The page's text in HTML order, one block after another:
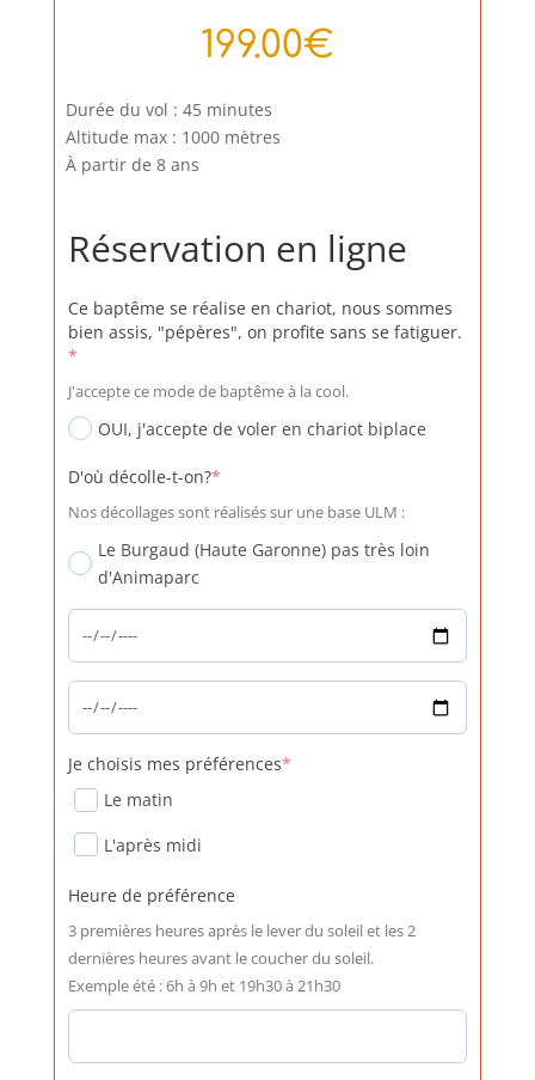
199.00€
Durée du vol : 45 minutes
Altitude max : 1000 mètres
À partir de 8 ans
Réservation en ligne
Ce baptême se réalise en chariot, nous sommes
bien assis, "pépères", on profite sans se fatiguer.
*(required)
J'accepte ce mode de baptême à la cool.
OUI, j'accepte de voler en chariot biplace
D'où décolle-t-on?*(required)
Nos décollages sont réalisés sur une base ULM :
Le Burgaud (Haute Garonne) pas très loin
d'Animaparc
Je choisis mes préférences*(required)
Le matin
L'après midi
Heure de préférence
3 premières heures après le lever du soleil et les 2
dernières heures avant le coucher du soleil.
Exemple été : 6h à 9h et 19h30 à 21h30